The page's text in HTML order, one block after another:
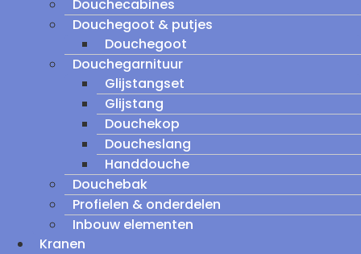
Douchecabines
Douchegoot & putjes
Douchegoot
Douchegarnituur
Glijstangset
Glijstang
Douchekop
Doucheslang
Handdouche
Douchebak
Profielen & onderdelen
Inbouw elementen
Kranen